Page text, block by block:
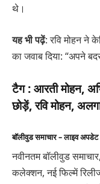
थे।
यह भी पढ़ें: रवि मोहन ने
का जवाब दिया: “अपने
टैग :आरती मोहन,
छोड़ें, रवि मोहन,
बॉलीवुड समाचार – लाइव अपडेट
नवीनतम बॉलीवुड
कलेक्शन, नई फिल्में